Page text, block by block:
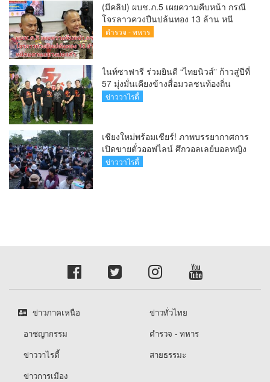
(มีคลิป) ผบช.ภ.5 เผยความคืบหน้า กรณี
โจรลาวควงปืนปล้นทอง 13 ล้าน หนี
กบดานแขวงบ่อแก้ว
ตำรวจ - ทหาร
ไนท์ซาฟารี ร่วมยินดี “ไทยนิวส์” ก้าวสู่ปีที่
57 มุ่งมั่นเคียงข้างสื่อมวลชนท้องถิ่น
ข่าววาไรตี้
เชียงใหม่พร้อมเชียร์! ภาพบรรยากาศการ
เปิดขายตั๋วออฟไลน์ ศึกวอลเลย์บอลหญิง
‘BYD DMI 6th SEA V Cup’ 6 ส.ค. นี้ รวม
ข่าววาไรตี้
ข่าวภาคเหนือ
ข่าวทั่วไทย
อาชญากรรม
ตำรวจ - ทหาร
ข่าววาไรตี้
สายธรรมะ
ข่าวการเมือง